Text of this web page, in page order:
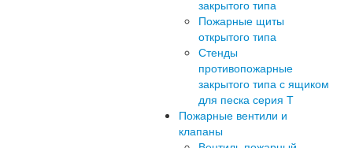
закрытого типа
Пожарные щиты
открытого типа
Стенды
противопожарные
закрытого типа с ящиком
для песка серия Т
Пожарные вентили и
клапаны